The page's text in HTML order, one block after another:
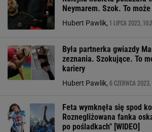
Neymarem. Szok. To
Hubert Pawlik, 1 LIPCA 2023,
Była partnerka gwiazdy
zeznania. Szokujące. To
kariery
Hubert Pawlik, 6 CZERWCA
Feta wymknęła się spod
Roznegliżowana fanka
po pośladkach" [WIDEO]